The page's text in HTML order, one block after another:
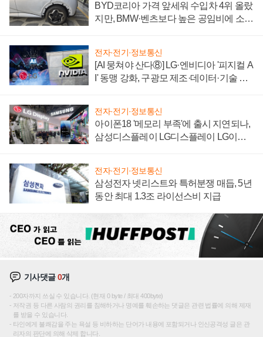
BYD코리아 가격 앞세워 수입차 4위 올랐
지만, BMW·벤츠보다 높은 공임비에 소비
전자·전기·정보통신
[AI 뭉쳐야 산다⑧] LG·엔비디아 '피지컬 A
I' 동맹 강화, 구광모 제조·데이터·기술 결
전자·전기·정보통신
아이폰18 '메모리 부족'에 출시 지연되나,
삼성디스플레이 LG디스플레이 LG이노
전자·전기·정보통신
삼성전자 넷리스트와 특허분쟁 매듭, 5년
동안 최대 1.3조 라이선스비 지급
기사댓글0개
200자까지 쓰실 수 있습니다. (현재 0 byte / 최대 400byte)
저작권 등 다른 사람의 권리를 침해하거나 명예를 훼손하는 댓글은 관련 법률에 의해 제재
를 받을 수 있습니다.
타인에게 불쾌감을 주는 욕설 등 비하하는 단어가 내용에 포함되거나 인신공격성 글은 관
리자의 판단에 의해 삭제 합니다.